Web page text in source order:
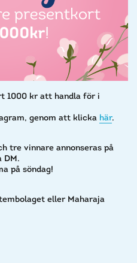
1000 kr att handla för i
genom att klicka här.
tre vinnare annonseras på
DM.
på söndag!
eller Maharaja